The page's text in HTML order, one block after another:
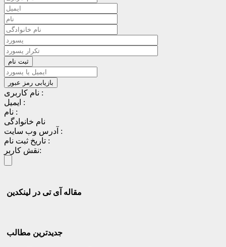
نام کاربری :
ایمیل :
نام :
نام خانوادگی
آدرس وب سایت :
تاریخ ثبت نام :
نقش کاربر:
مقاله آی تی در لینکدین
جدیدترین مطالب